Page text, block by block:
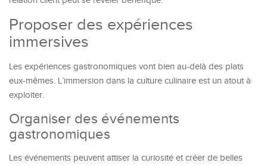
Proposer des expériences
immersives
Les expériences gastronomiques vont bien au-delà des plats
eux-mêmes. L’immersion dans la culture culinaire est un atout à
exploiter.
Organiser des événements
gastronomiques
Les événements peuvent attiser la curiosité et créer de belles